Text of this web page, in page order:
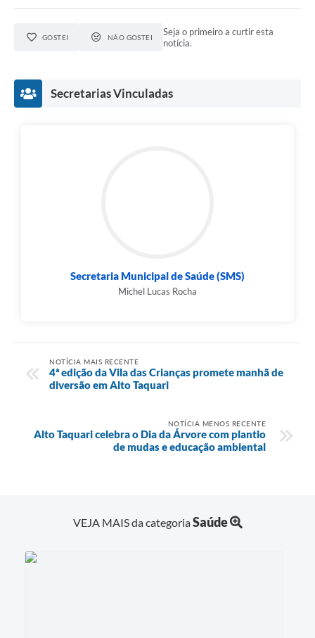
GOSTEI NÃO GOSTEI
Seja o primeiro a curtir esta
notícia.
Secretarias Vinculadas
Secretaria Municipal de Saúde (SMS)
Michel Lucas Rocha
NOTÍCIA MAIS RECENTE
4ª edição da Vila das Crianças promete manhã de
diversão em Alto Taquari
NOTÍCIA MENOS RECENTE
Alto Taquari celebra o Dia da Árvore com plantio
de mudas e educação ambiental
VEJA MAIS da categoriaSaúde